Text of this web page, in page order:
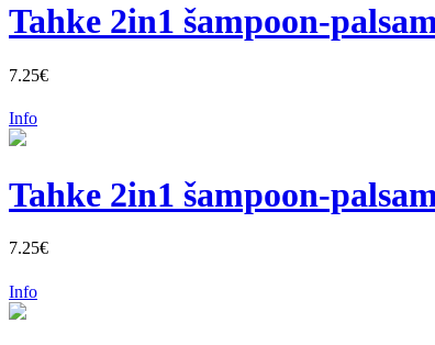
Tahke 2in1 šampoon-
7.25€
Info
Tahke 2in1 šampoon-
7.25€
Info